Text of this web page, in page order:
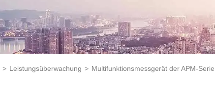
> Leistungsüberwachung > Multifunktionsmessgerät der APM-Serie